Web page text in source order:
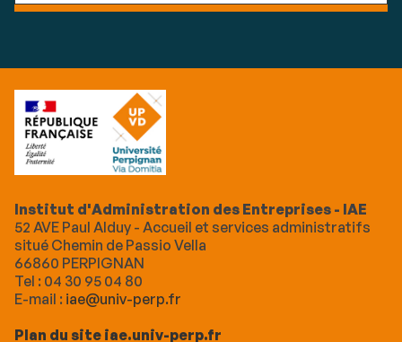
Institut d'Administration des Entreprises - IAE
52 AVE Paul Alduy - Accueil et services administratifs
situé Chemin de Passio Vella
66860 PERPIGNAN
Tel : 04 30 95 04 80
E-mail : iae@univ-perp.fr
Plan du site iae.univ-perp.fr